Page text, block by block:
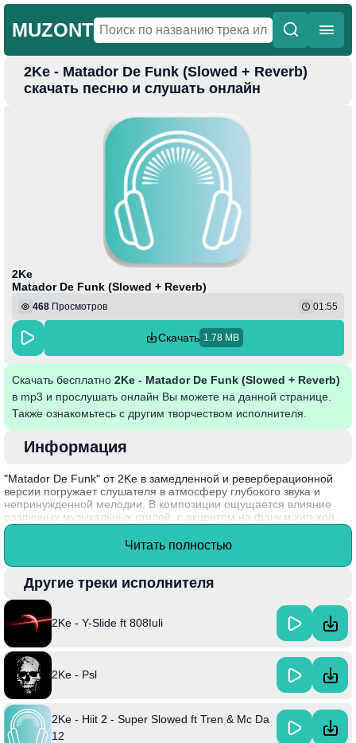
MUZONT
Главная
2Ke - Matador De Funk (Slowed + Reverb)
скачать песню и слушать онлайн
2Ke
Matador De Funk (Slowed + Reverb)
468 Просмотров 01:55
Скачать 1.78 MB
Скачать бесплатно 2Ke - Matador De Funk (Slowed + Reverb)
в mp3 и прослушать онлайн Вы можете на данной странице.
Также ознакомьтесь с другим творчеством исполнителя.
Информация
"Matador De Funk" от 2Ke в замедленной и реверберационной
версии погружает слушателя в атмосферу глубокого звука и
непринужденной мелодии. В композиции ощущается влияние
различных музыкальных стилей, с акцентом на фанк и хип-хоп,
что создает уникальное звуковое сочетание. Трек выделяется
атмосферной инструменталкой, позволяющей погрузиться в свои
расслабления и медитации. 2Ke продолжает радовать фанатов
необычными экспериментами со звуком, сочетая привычные
элементы в новые музыкальные формы. Интересный факт: 2Ke
активно развивает свои музыкальные идеи, активно сотрудничая
с другими артистами, что делает его работы разнообразными и
многогранными.
Читать полностью
Другие треки исполнителя
2Ke - Y-Slide ft 808Iuli
2Ke - Psl
2Ke - Hiit 2 - Super Slowed ft Tren & Mc Da
12